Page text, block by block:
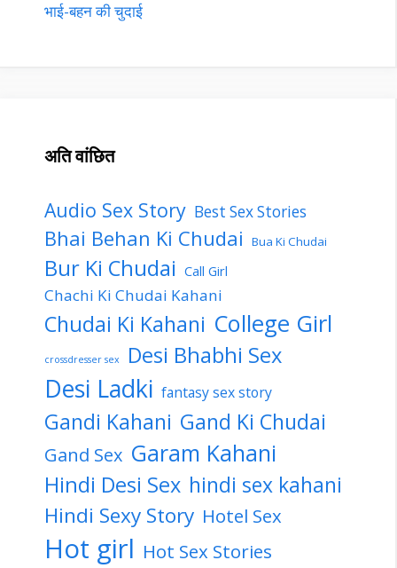
भाई-बहन की चुदाई
अति वांछित
Audio Sex Story Best Sex Stories
Bhai Behan Ki Chudai Bua Ki Chudai
Bur Ki Chudai Call Girl
Chachi Ki Chudai Kahani
Chudai Ki Kahani College Girl
crossdresser sex Desi Bhabhi Sex
Desi Ladki fantasy sex story
Gandi Kahani Gand Ki Chudai
Gand Sex Garam Kahani
Hindi Desi Sex hindi sex kahani
Hindi Sexy Story Hotel Sex
Hot girl Hot Sex Stories